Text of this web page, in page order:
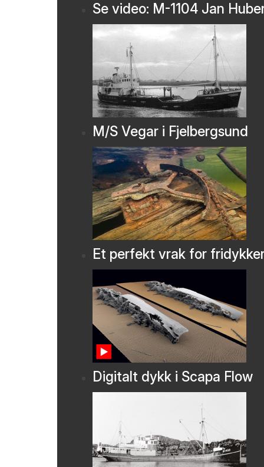
Se video: M-1104 Jan
M/S Vegar i Fjelbergsund
Et perfekt vrak for
Digitalt dykk i Scapa Flow